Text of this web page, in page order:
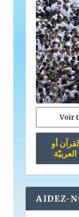
Voir
أو
AIDEZ-